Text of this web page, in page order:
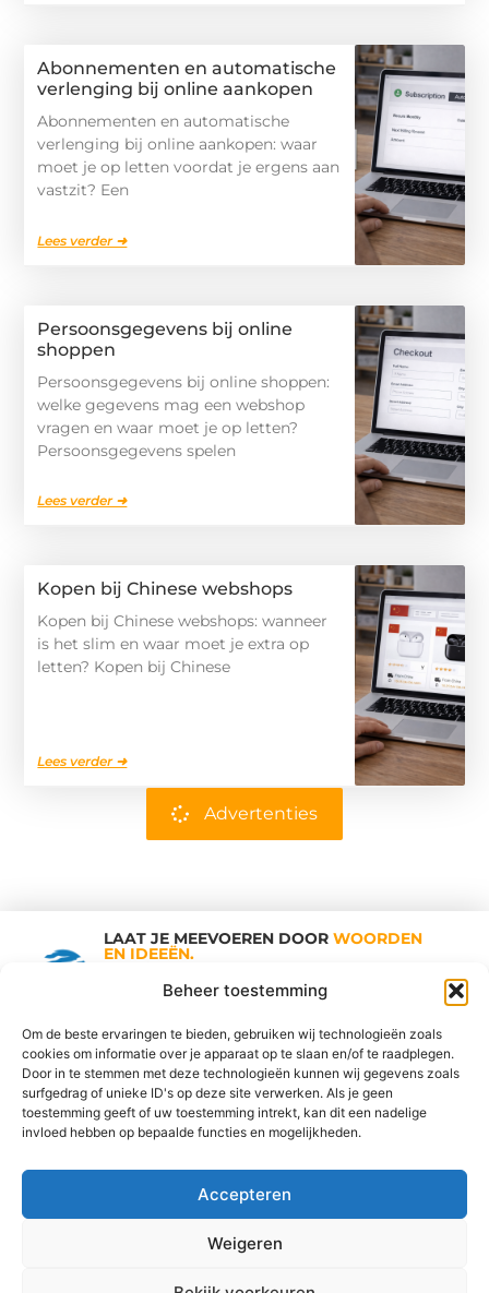
Beheer toestemming
Om de beste ervaringen te bieden, gebruiken wij technologieën zoals
cookies om informatie over je apparaat op te slaan en/of te raadplegen.
Door in te stemmen met deze technologieën kunnen wij gegevens zoals
surfgedrag of unieke ID's op deze site verwerken. Als je geen
toestemming geeft of uw toestemming intrekt, kan dit een nadelige
invloed hebben op bepaalde functies en mogelijkheden.
Accepteren
Weigeren
Abonnementen en automatische
verlenging bij online aankopen
Abonnementen en automatische
verlenging bij online aankopen: waar
moet je op letten voordat je ergens aan
vastzit? Een
Lees verder ➜
Persoonsgegevens bij online
shoppen
Persoonsgegevens bij online shoppen:
welke gegevens mag een webshop
vragen en waar moet je op letten?
Persoonsgegevens spelen
Lees verder ➜
Kopen bij Chinese webshops
Kopen bij Chinese webshops: wanneer
is het slim en waar moet je extra op
letten? Kopen bij Chinese
Lees verder ➜
Advertenties
LAAT JE MEEVOEREN DOOR WOORDEN
EN IDEEËN.
Vind Ons Hier :
Cookiebeleid Adverteren Beroemdheden Contact
Partners Website index
Goede Links Inkopen: De Sleutel tot een Sterke SEO Strategie